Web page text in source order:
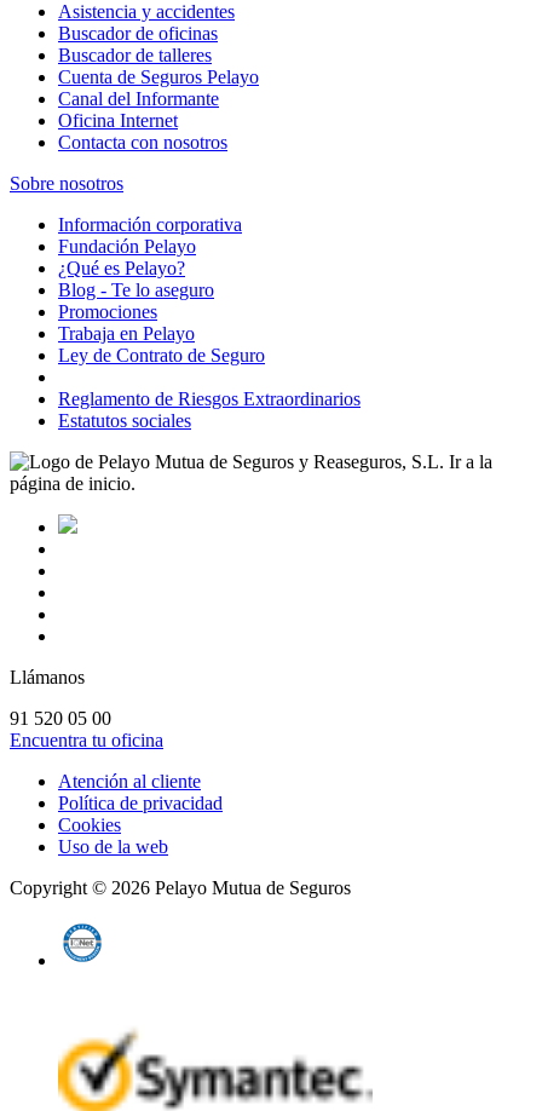
Asistencia y accidentes
Buscador de oficinas
Buscador de talleres
Cuenta de Seguros Pelayo
Canal del Informante
Oficina Internet
Contacta con nosotros
Sobre nosotros
Información corporativa
Fundación Pelayo
¿Qué es Pelayo?
Blog - Te lo aseguro
Promociones
Trabaja en Pelayo
Ley de Contrato de Seguro
Reglamento de Riesgos Extraordinarios
Estatutos sociales
Llámanos
91 520 05 00
Encuentra tu oficina
Atención al cliente
Política de privacidad
Cookies
Uso de la web
Copyright © 2026 Pelayo Mutua de Seguros